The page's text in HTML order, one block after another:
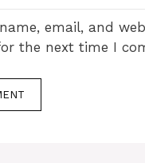
email, and
the next time I